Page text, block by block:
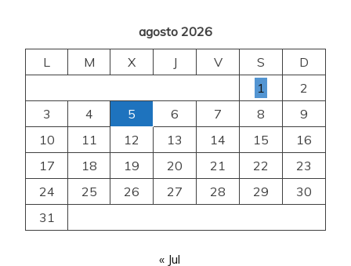
agosto 2026
L
M X J V S
D
1
2
3
4 5 6 7 8
9
10
11 12 13 14 15
16
17
18 19 20 21 22
23
24
25 26 27 28 29
30
31
« Jul